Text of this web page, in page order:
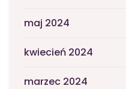
maj 2024
kwiecień 2024
marzec 2024